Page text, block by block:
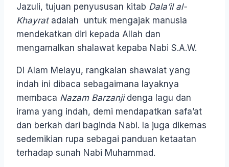
Jazuli, tujuan penyususan kitab Dala’il al-
Khayratadalah untuk mengajak manusia
mendekatkan diri kepada Allah dan
mengamalkan shalawat kepaba Nabi S.A.W.
Di Alam Melayu, rangkaian shawalat yang
indah ini dibaca sebagaimana layaknya
membaca Nazam Barzanji denga lagu dan
irama yang indah, demi mendapatkan safa’at
dan berkah dari baginda Nabi. Ia juga dikemas
sedemikian rupa sebagai panduan ketaatan
terhadap sunah Nabi Muhammad.